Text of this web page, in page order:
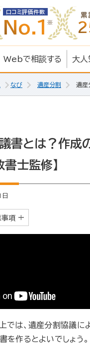
口コミ評価件数
No.1
累
Webで相談する 大人
なび 遺産分割 遺産
書とは？作成
士監修】
日
項
では、遺産分割協議に
を作るとよいでしょう。